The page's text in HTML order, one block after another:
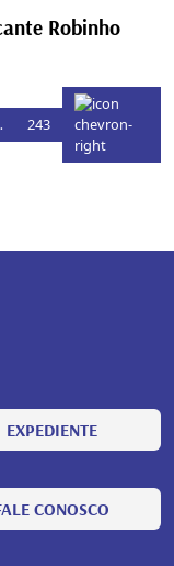
Robinho
243
EXPEDIENTE
CONOSCO